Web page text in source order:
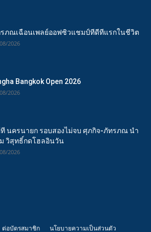
ภณเฉือนเพลย์ออฟซิวแชมป์ทีดีทีแรกในชีวิต
2026
Bangkok Open 2026
2026
นครนายก รอบสองไม่จบ ศุภกิจ-ภัทรภณ นำ
วิสุทธิ์กดโฮลอินวัน
2026
ต่อบัตรสมาชิก นโยบายความเป็นส่วนตัว